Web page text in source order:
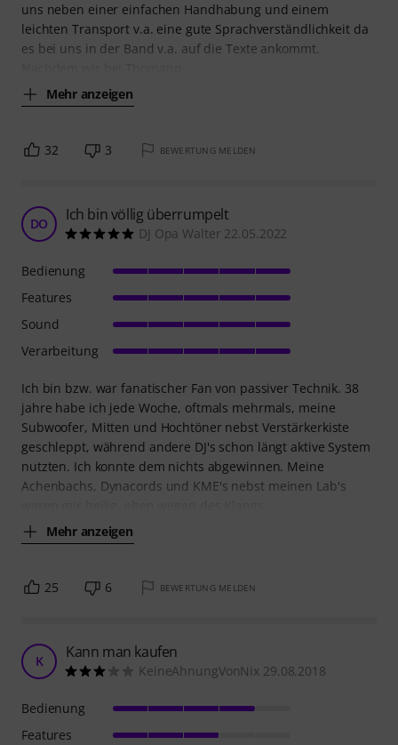
uns neben einer einfachen Handhabung und einem
leichten Transport v.a. eine gute Sprachverständlichkeit da
es bei uns in der Band v.a. auf die Texte ankommt.
Mehr anzeigen
32 3 BEWERTUNG MELDEN
DO Ich bin völlig überrumpelt
DJ Opa Walter 22.05.2022
Ich bin bzw. war fanatischer Fan von passiver Technik. 38
jahre habe ich jede Woche, oftmals mehrmals, meine
Subwoofer, Mitten und Hochtöner nebst Verstärkerkiste
geschleppt, während andere DJ's schon längt aktive System
nutzten. Ich konnte dem nichts abgewinnen. Meine
Achenbachs, Dynacords und KME's nebst meinen Lab's
Mehr anzeigen
Bedienung
Features
Sound
Verarbeitung
25 6 BEWERTUNG MELDEN
K Kann man kaufen
KeineAhnungVonNix 29.08.2018
Bedienung
Features